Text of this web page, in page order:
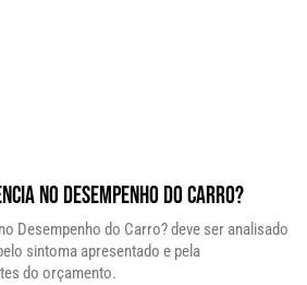
no Desempenho do Carro?
Desempenho do Carro? deve ser analisado
sintoma apresentado e pela
do orçamento.